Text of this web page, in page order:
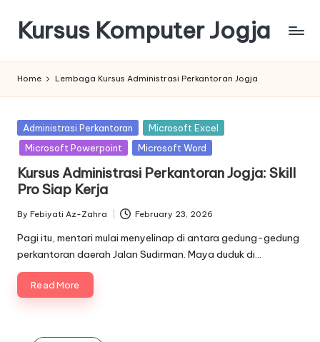
content
Kursus Komputer Jogja
Home Lembaga Kursus Administrasi Perkantoran Jogja
Posted
in
Administrasi Perkantoran
Microsoft Excel
Microsoft Powerpoint
Microsoft Word
Kursus Administrasi Perkantoran Jogja: Skill
Pro Siap Kerja
Posted
by
By Febiyati Az-Zahra February 23, 2026
Pagi itu, mentari mulai menyelinap di antara gedung-gedung
perkantoran daerah Jalan Sudirman. Maya duduk di…
Read More